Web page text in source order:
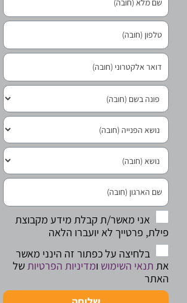
אני מאשר/ת קבלת מידע מקבוצת
פילת, פרטייך לא יועברו הלאה
בלחיצה על כפתור זה הינני מאשר
את תנאי השימוש ומדיניות הפרטיותשל
האתר